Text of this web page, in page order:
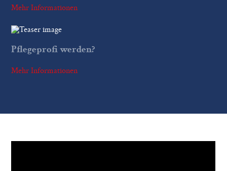
Mehr Informationen
Pflegeprofi werden?
Mehr Informationen